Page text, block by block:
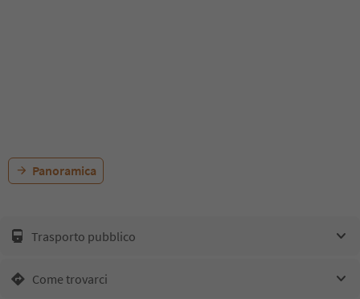
Panoramica
Trasporto pubblico
Come trovarci